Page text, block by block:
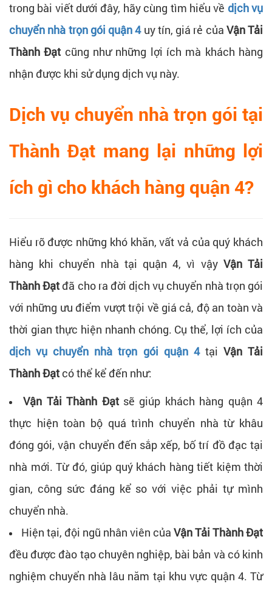
trong bài viết dưới đây, hãy cùng tìm hiểu về dịch vụ
chuyển nhà trọn gói quận 4uy tín, giá rẻ của Vận Tải
Thành Đạt cũng như những lợi ích mà khách hàng
nhận được khi sử dụng dịch vụ này.
Dịch vụ chuyển nhà trọn gói tại
Thành Đạt mang lại những lợi
ích gì cho khách hàng quận 4?
Hiểu rõ được những khó khăn, vất vả của quý khách
hàng khi chuyển nhà tại quận 4, vì vậy Vận Tải
Thành Đạt đã cho ra đời dịch vụ chuyển nhà trọn gói
với những ưu điểm vượt trội về giá cả, độ an toàn và
thời gian thực hiện nhanh chóng. Cụ thể, lợi ích của
dịch vụ chuyển nhà trọn gói quận 4tại Vận Tải
Thành Đạtcó thể kể đến như:
Vận Tải Thành Đạtsẽ giúp khách hàng quận 4
thực hiện toàn bộ quá trình chuyển nhà từ khâu
đóng gói, vận chuyển đến sắp xếp, bố trí đồ đạc tại
nhà mới. Từ đó, giúp quý khách hàng tiết kiệm thời
gian, công sức đáng kể so với việc phải tự mình
chuyển nhà.
Hiện tại, đội ngũ nhân viên của Vận Tải Thành Đạt
đều được đào tạo chuyên nghiệp, bài bản và có kinh
nghiệm chuyển nhà lâu năm tại khu vực quận 4. Từ